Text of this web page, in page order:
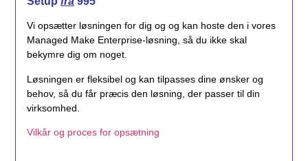
Vi opsætter løsningen for dig og og kan hoste den i vores
Managed Make Enterprise-løsning, så du ikke skal
bekymre dig om noget.
Løsningen er fleksibel og kan tilpasses dine ønsker og
behov, så du får præcis den løsning, der passer til din
virksomhed.
Vilkår og proces for opsætning